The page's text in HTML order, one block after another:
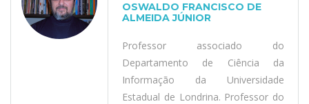
OSWALDO FRANCISCO DE
ALMEIDA JÚNIOR
Professor associado do
Departamento de Ciência da
Informação da Universidade
Estadual de Londrina. Professor do